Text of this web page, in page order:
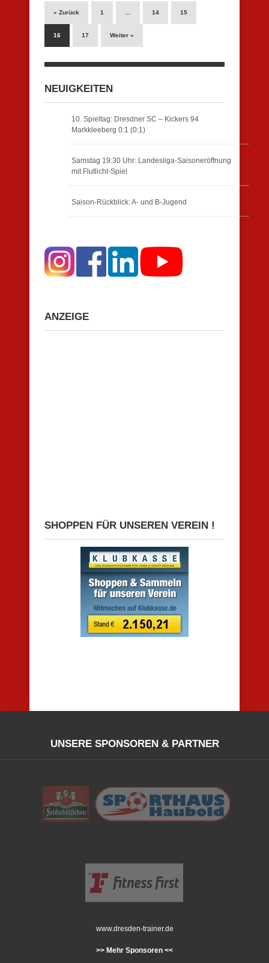
« Zurück 1 … 14 15
16 17 Weiter »
NEUIGKEITEN
10. Spieltag: Dresdner SC – Kickers 94
Markkleeberg 0:1 (0:1)
Samstag 19:30 Uhr: Landesliga-Saisoneröffnung
mit Flutlicht-Spiel
Saison-Rückblick: A- und B-Jugend
ANZEIGE
SHOPPEN FÜR UNSEREN VEREIN !
UNSERE SPONSOREN & PARTNER
www.dresden-trainer.de
>> Mehr Sponsoren <<